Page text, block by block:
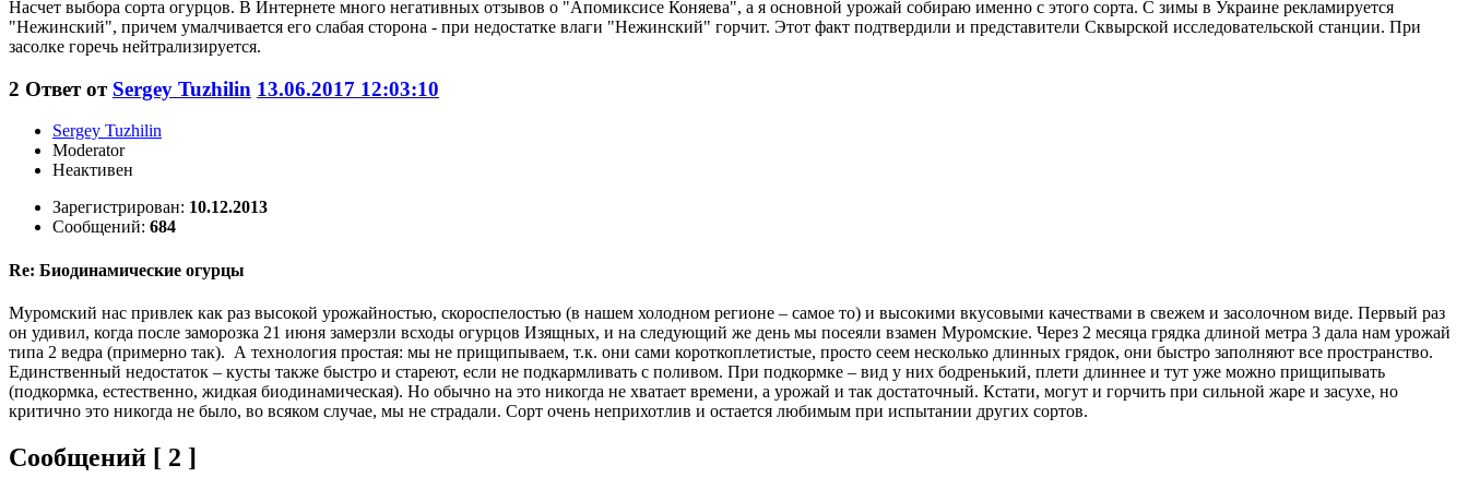
Насчет выбора сорта огурцов. В Интернете много негативных отзывов о "Апомиксисе Коняева", а я основной урожай собираю именно с этого сорта. С зимы в Украине рекламируется
"Нежинский", причем умалчивается его слабая сторона - при недостатке влаги "Нежинский" горчит. Этот факт подтвердили и представители Сквырской исследовательской станции. При
засолке горечь нейтрализируется.
2 Ответ от Sergey Tuzhilin 13.06.2017 12:03:10
Sergey Tuzhilin
Moderator
Неактивен
Зарегистрирован: 10.12.2013
Сообщений: 684
Re: Биодинамические огурцы
Муромский нас привлек как раз высокой урожайностью, скороспелостью (в нашем холодном регионе – самое то) и высокими вкусовыми качествами в свежем и засолочном виде. Первый раз
он удивил, когда после заморозка 21 июня замерзли всходы огурцов Изящных, и на следующий же день мы посеяли взамен Муромские. Через 2 месяца грядка длиной метра 3 дала нам урожай
типа 2 ведра (примерно так). А технология простая: мы не прищипываем, т.к. они сами короткоплетистые, просто сеем несколько длинных грядок, они быстро заполняют все пространство.
Единственный недостаток – кусты также быстро и стареют, если не подкармливать с поливом. При подкормке – вид у них бодренький, плети длиннее и тут уже можно прищипывать
(подкормка, естественно, жидкая биодинамическая). Но обычно на это никогда не хватает времени, а урожай и так достаточный. Кстати, могут и горчить при сильной жаре и засухе, но
критично это никогда не было, во всяком случае, мы не страдали. Сорт очень неприхотлив и остается любимым при испытании других сортов.
Сообщений [ 2 ]